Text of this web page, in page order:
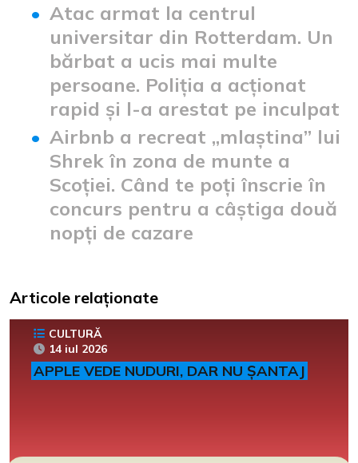
Atac armat la centrul
universitar din Rotterdam. Un
bărbat a ucis mai multe
persoane. Poliția a acționat
rapid și l-a arestat pe inculpat
Airbnb a recreat „mlaștina” lui
Shrek în zona de munte a
Scoției. Când te poți înscrie în
concurs pentru a câștiga două
nopți de cazare
Articole relaționate
CULTURĂ
14 iul 2026
APPLE VEDE NUDURI, DAR NU ȘANTAJ